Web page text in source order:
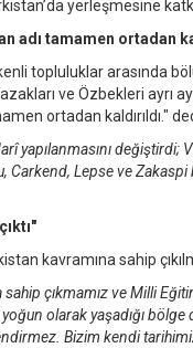
yerleşmesine katkı
adı tamamen ortadan
topluluklar arasında
ve Özbekleri ayrı
ortadan kaldırıldı."
yapılanmasını
Carkend, Lepse ve Zakaspi
kavramına sahip
çıkmamız ve Milli
olarak yaşadığı
Bizim kendi